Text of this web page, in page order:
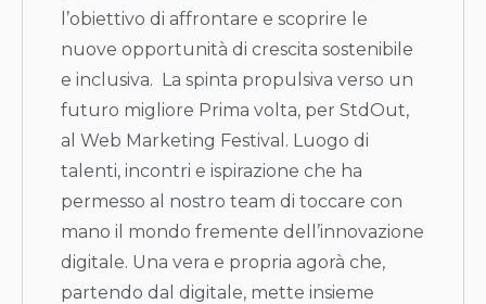
l’obiettivo di affrontare e scoprire le
nuove opportunità di crescita sostenibile
e inclusiva. La spinta propulsiva verso un
futuro migliore Prima volta, per StdOut,
al Web Marketing Festival. Luogo di
talenti, incontri e ispirazione che ha
permesso al nostro team di toccare con
mano il mondo fremente dell’innovazione
digitale. Una vera e propria agorà che,
partendo dal digitale, mette insieme